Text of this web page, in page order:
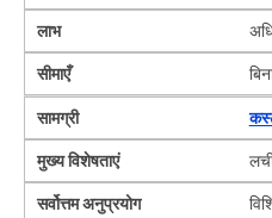
लाभ
सीमाएँ
सामग्री
मुख्य विशेषताएं
सर्वोत्तम अनुप्रयोग